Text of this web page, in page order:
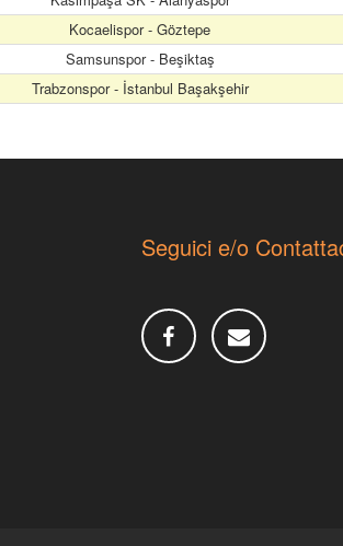
Kocaelispor - Göztepe
Samsunspor - Beşiktaş
Trabzonspor - İstanbul Başakşehir
Seguici e/o